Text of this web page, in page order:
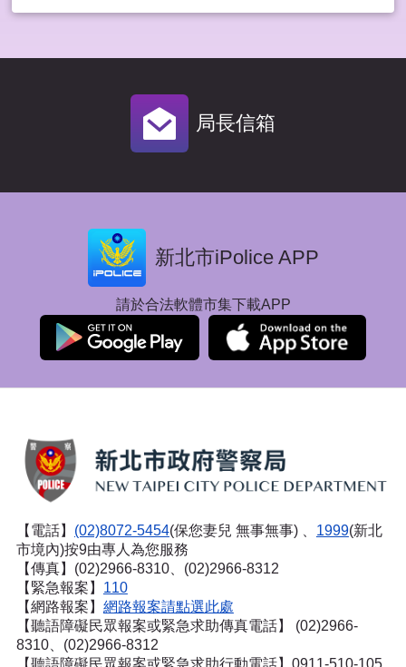
局長信箱
新北市iPolice APP
請於合法軟體市集下載APP
【電話】 (02)8072-5454(保您妻兒 無事無事) 、 1999(新北
市境內)按9由專人為您服務
【傳真】(02)2966-8310、(02)2966-8312
【緊急報案】 110
【網路報案】 網路報案請點選此處
【聽語障礙民眾報案或緊急求助傳真電話】
(02)2966-
8310、(02)2966-8312
【聽語障礙民眾報案或緊急求助行動電話】0911-510-105